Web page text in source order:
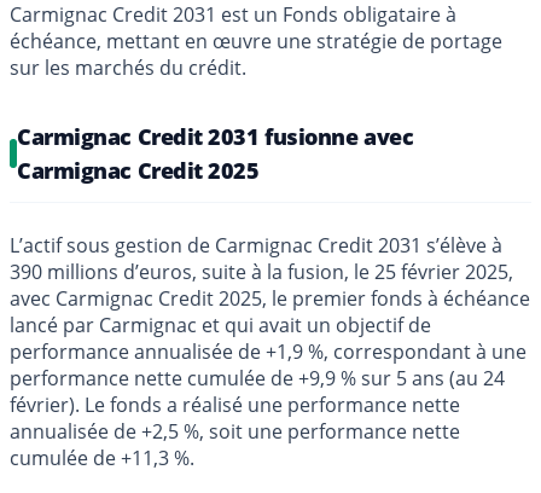
Carmignac Credit 2031 est un Fonds obligataire à
échéance, mettant en œuvre une stratégie de portage
sur les marchés du crédit.
Carmignac Credit 2031 fusionne avec
Carmignac Credit 2025
L’actif sous gestion de Carmignac Credit 2031 s’élève à
390 millions d’euros, suite à la fusion, le 25 février 2025,
avec Carmignac Credit 2025, le premier fonds à échéance
lancé par Carmignac et qui avait un objectif de
performance annualisée de +1,9 %, correspondant à une
performance nette cumulée de +9,9 % sur 5 ans (au 24
février). Le fonds a réalisé une performance nette
annualisée de +2,5 %, soit une performance nette
cumulée de +11,3 %.